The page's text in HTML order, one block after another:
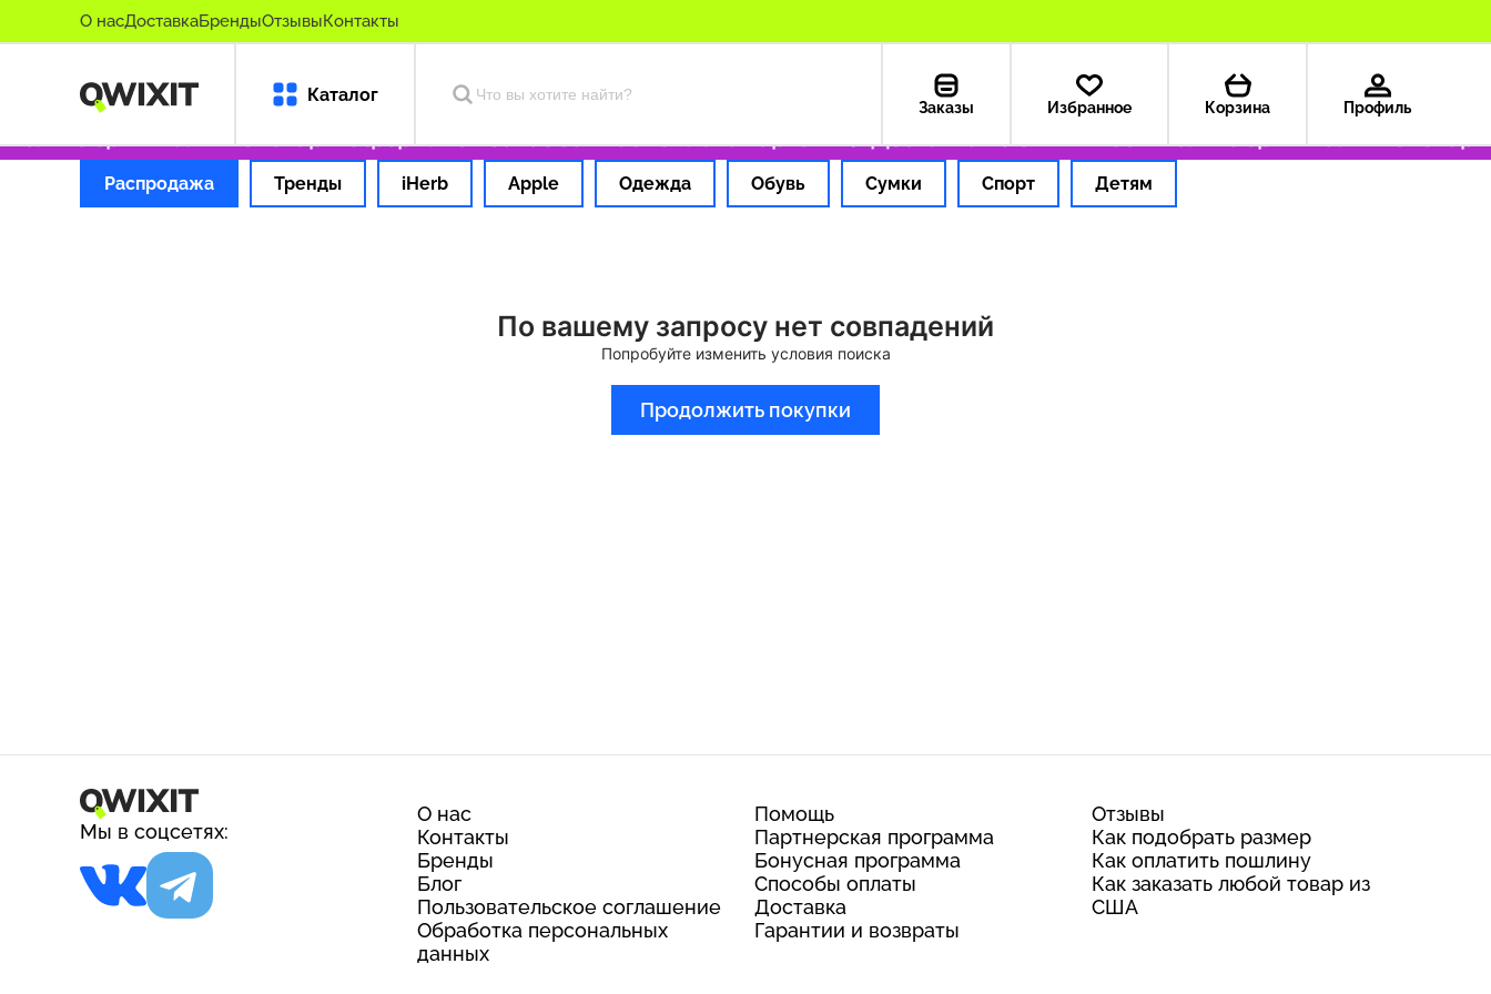
О насДоставкаБрендыОтзывыКонтакты
Каталог
Заказы Избранное Корзина Профиль
Только оригинальные товары Оформляем заказ за 1 час Оплата картой РФ Доставка из США — 199 ₽ Только оригинальные товары
Распродажа Тренды iHerb Apple Одежда Обувь Сумки Спорт Детям
По вашему запросу нет совпадений
Попробуйте изменить условия поиска
Продолжить покупки
Мы в соцсетях:
О нас
Контакты
Бренды
Блог
Пользовательское соглашение
Обработка персональных
данных
Помощь
Партнерская программа
Бонусная программа
Способы оплаты
Доставка
Гарантии и возвраты
Отзывы
Как подобрать размер
Как оплатить пошлину
Как заказать любой товар из
США